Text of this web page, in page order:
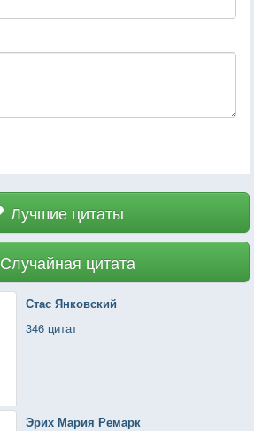
Лучшие цитаты
Случайная цитата
Стас Янковский
346 цитат
Эрих Мария Ремарк